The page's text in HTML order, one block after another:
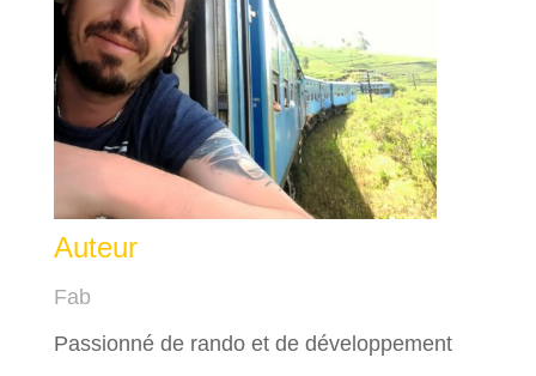
Auteur
Fab
Passionné de rando et de développement